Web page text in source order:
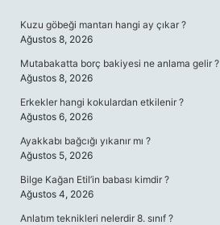
Kuzu göbeği mantarı hangi ay çıkar ?
Ağustos 8, 2026
Mutabakatta borç bakiyesi ne anlama gelir ?
Ağustos 8, 2026
Erkekler hangi kokulardan etkilenir ?
Ağustos 6, 2026
Ayakkabı bağcığı yıkanır mı ?
Ağustos 5, 2026
Bilge Kağan Etil’in babası kimdir ?
Ağustos 4, 2026
Anlatım teknikleri nelerdir 8. sınıf ?